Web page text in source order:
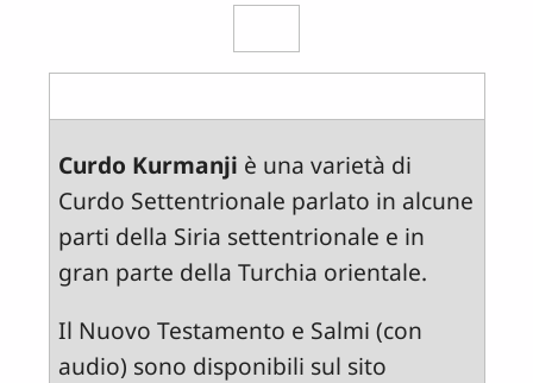
Curdo Kurmanji è una varietà di
Curdo Settentrionale parlato in alcune
parti della Siria settentrionale e in
gran parte della Turchia orientale.
Il Nuovo Testamento e Salmi (con
audio) sono disponibili sul sito